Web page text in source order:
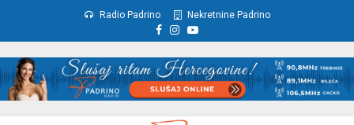
Radio Padrino Nekretnine Padrino
Facebook
Instagram
Youtube